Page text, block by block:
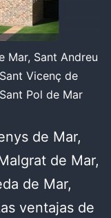
Mar, Sant Andreu
Vicenç de
Pol de Mar
de Mar,
de Mar,
de Mar,
ventajas de